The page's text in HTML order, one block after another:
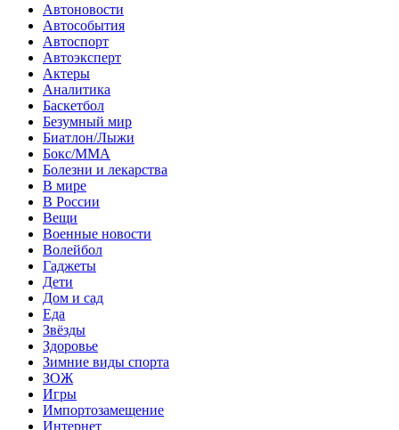
Автоновости
Автособытия
Автоспорт
Автоэксперт
Актеры
Аналитика
Баскетбол
Безумный мир
Биатлон/Лыжи
Бокс/MMA
Болезни и лекарства
В мире
В России
Вещи
Военные новости
Волейбол
Гаджеты
Дети
Дом и сад
Еда
Звёзды
Здоровье
Зимние виды спорта
ЗОЖ
Игры
Импортозамещение
Интернет